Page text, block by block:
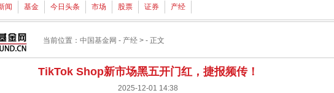
闻 基金 今日头条 市场 股票 证券 产经
当前位置： 中国基金网 - 产经 > - 正文
TikTok Shop新市场黑五开门红，捷报频传！
2025-12-01 14:38